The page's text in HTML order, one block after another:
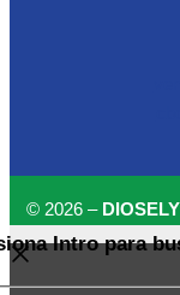
© 2026 –
Intro para